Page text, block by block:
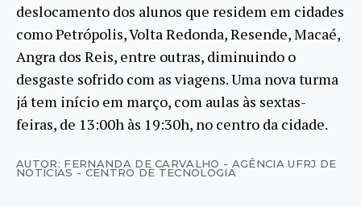
deslocamento dos alunos que residem em cidades
como Petrópolis, Volta Redonda, Resende, Macaé,
Angra dos Reis, entre outras, diminuindo o
desgaste sofrido com as viagens. Uma nova turma
já tem início em março, com aulas às sextas-
feiras, de 13:00h às 19:30h, no centro da cidade.
AUTOR: FERNANDA DE CARVALHO - AGÊNCIA UFRJ DE
NOTÍCIAS - CENTRO DE TECNOLOGIA